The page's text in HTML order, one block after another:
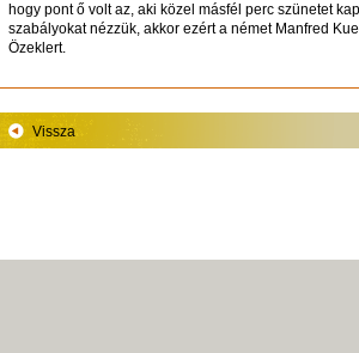
hogy pont ő volt az, aki közel másfél perc szünetet
szabályokat nézzük, akkor ezért a német Manfred
Özeklert.
Vissza